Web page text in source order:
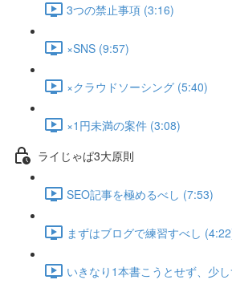
3つの禁止事項 (3:16)
×SNS (9:57)
×クラウドソーシング (5:40)
×1円未満の案件 (3:08)
ライじゃぱ3大原則
SEO記事を極めるべし (7:53)
まずはブログで練習すべし
いきなり1本書こうとせず、少